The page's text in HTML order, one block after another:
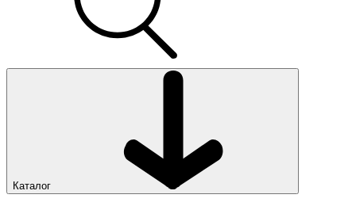
Каталог